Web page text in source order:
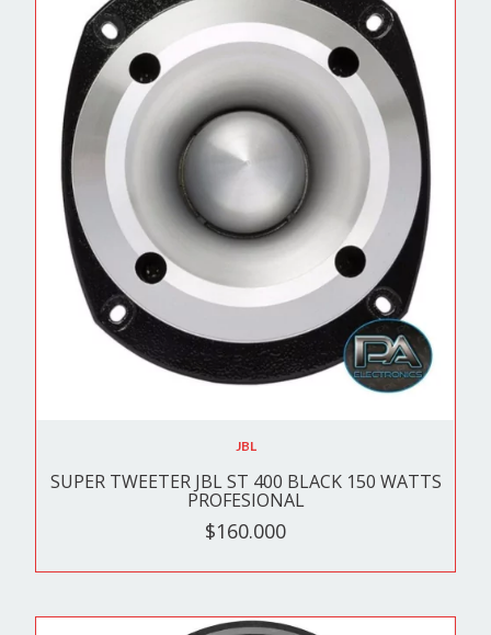
JBL
SUPER TWEETER JBL ST 400 BLACK 150 WATTS
PROFESIONAL
$160.000